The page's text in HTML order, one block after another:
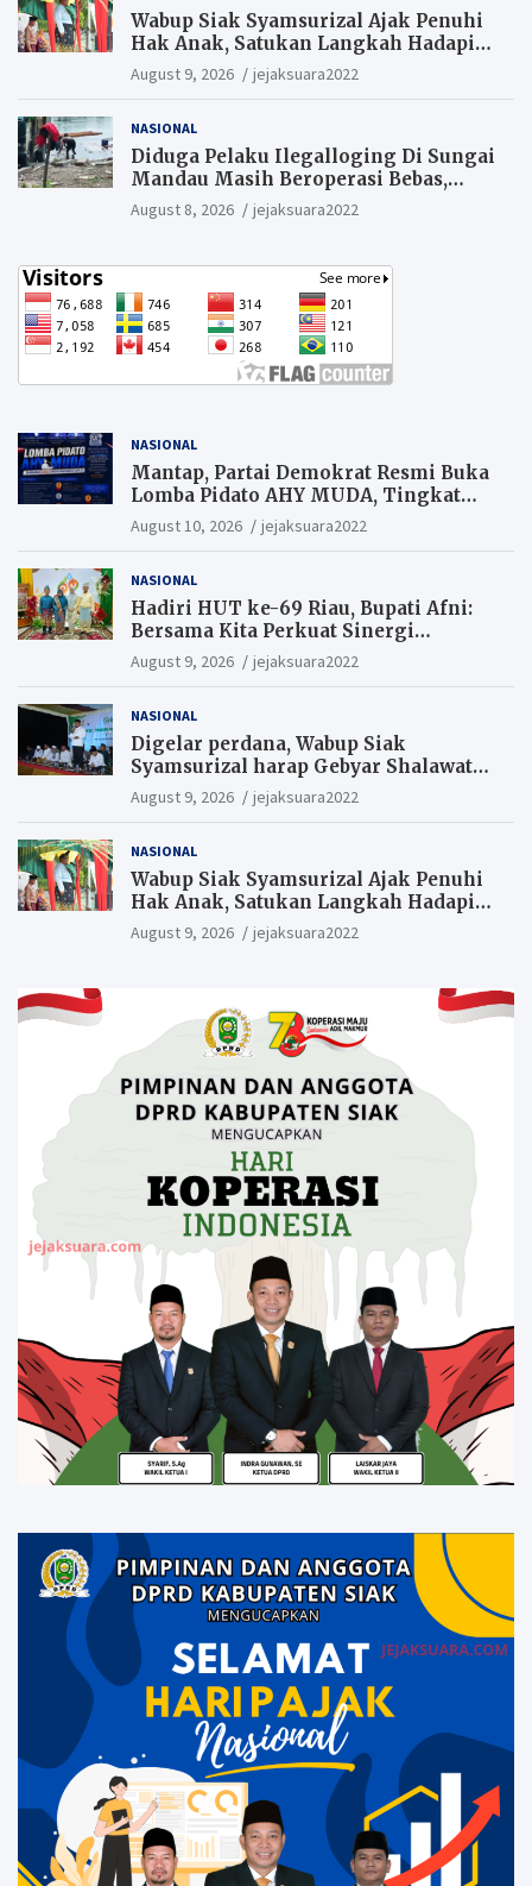
Wabup Siak Syamsurizal Ajak Penuhi
Hak Anak, Satukan Langkah Hadapi
Tantangan Daerah
August 9, 2026 jejaksuara2022
NASIONAL
Diduga Pelaku Ilegalloging Di Sungai
Mandau Masih Beroperasi Bebas,
Masyarakat Minta Aparat Penegak
Hukum Segera Tangkap Aktor Dan
August 8, 2026 jejaksuara2022
NASIONAL
Mantap, Partai Demokrat Resmi Buka
Lomba Pidato AHY MUDA, Tingkat
Pelajar. Suaramu idemu untuk
Indonesia maju
August 10, 2026 jejaksuara2022
NASIONAL
Hadiri HUT ke-69 Riau, Bupati Afni:
Bersama Kita Perkuat Sinergi
Pembangunan
August 9, 2026 jejaksuara2022
NASIONAL
Digelar perdana, Wabup Siak
Syamsurizal harap Gebyar Shalawat
bisa meningkatkan nilai keagamaan
ditengah-tengah masyarakat.
August 9, 2026 jejaksuara2022
NASIONAL
Wabup Siak Syamsurizal Ajak Penuhi
Hak Anak, Satukan Langkah Hadapi
Tantangan Daerah
August 9, 2026 jejaksuara2022